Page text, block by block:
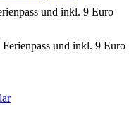
und inkl. 9 Euro
und inkl. 9 Euro